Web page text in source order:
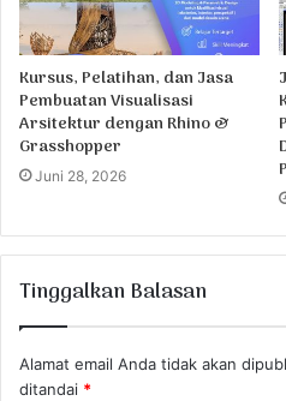
Kursus, Pelatihan, dan Jasa
Pembuatan Visualisasi
Arsitektur dengan Rhino &
Grasshopper
Juni 28, 2026
Tinggalkan Balasan
Alamat email Anda tidak akan
ditandai *